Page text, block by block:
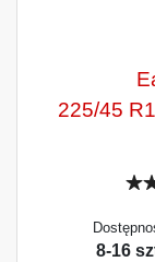
225/45
8-16